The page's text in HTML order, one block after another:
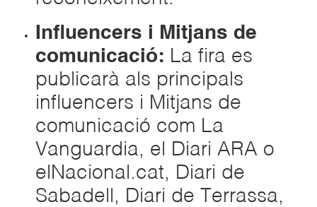
Influencers i Mitjans de
comunicació: La fira es
publicarà als principals
influencers i Mitjans de
comunicació com La
Vanguardia, el Diari ARA o
elNacional.cat, Diari de
Sabadell, Diari de Terrassa,